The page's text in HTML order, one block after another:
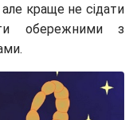
краще не сідати
обережними з